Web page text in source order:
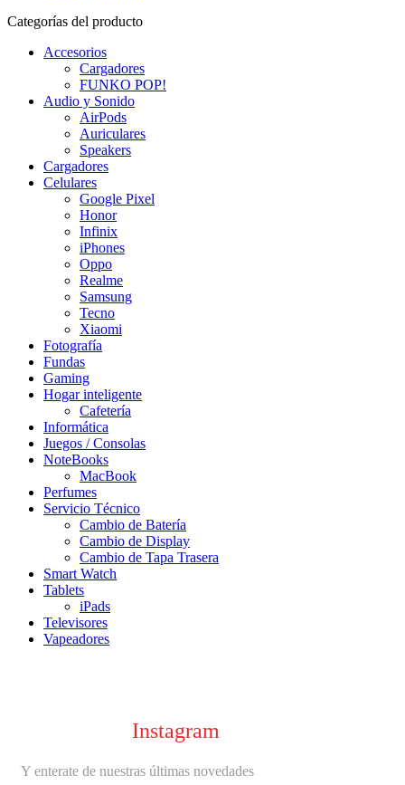
Categorías del producto
Accesorios
Cargadores
FUNKO POP!
Audio y Sonido
AirPods
Auriculares
Speakers
Cargadores
Celulares
Google Pixel
Honor
Infinix
iPhones
Oppo
Realme
Samsung
Tecno
Xiaomi
Fotografía
Fundas
Gaming
Hogar inteligente
Cafetería
Informática
Juegos / Consolas
NoteBooks
MacBook
Perfumes
Servicio Técnico
Cambio de Batería
Cambio de Display
Cambio de Tapa Trasera
Smart Watch
Tablets
iPads
Televisores
Vapeadores
Instagram
Y enterate de nuestras últimas novedades